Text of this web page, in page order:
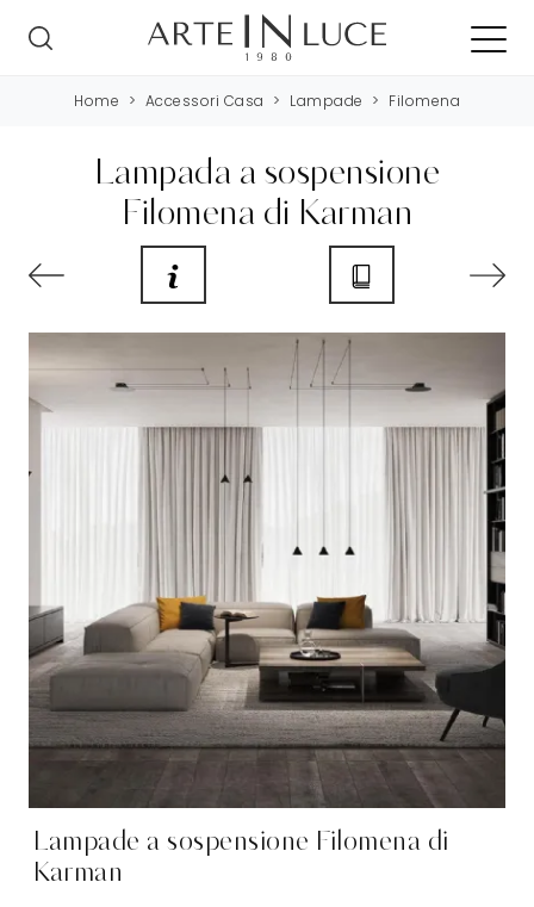
Home > Accessori Casa > Lampade > Filomena
Lampada a sospensione
Filomena di Karman
Lampade a sospensione Filomena di
Karman